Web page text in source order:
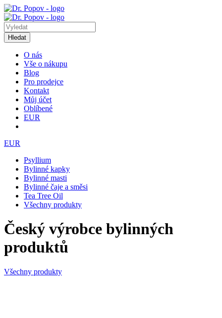
Hledat
O nás
Vše o nákupu
Blog
Pro prodejce
Kontakt
Můj účet
Oblíbené
EUR
EUR
Psyllium
Bylinné kapky
Bylinné masti
Bylinné čaje a směsi
Tea Tree Oil
Všechny produkty
Český výrobce bylinných
produktů
Všechny produkty